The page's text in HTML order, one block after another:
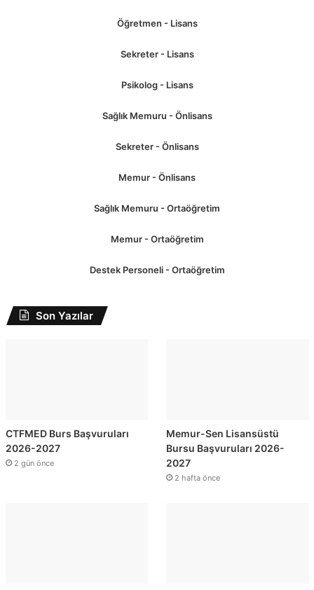
Öğretmen - Lisans
Sekreter - Lisans
Psikolog - Lisans
Sağlık Memuru - Önlisans
Sekreter - Önlisans
Memur - Önlisans
Sağlık Memuru - Ortaöğretim
Memur - Ortaöğretim
Destek Personeli - Ortaöğretim
Son Yazılar
CTFMED Burs Başvuruları
2026-2027
2 gün önce
Memur-Sen Lisansüstü
Bursu Başvuruları 2026-
2027
2 hafta önce